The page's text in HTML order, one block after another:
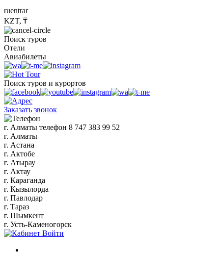
ruentrar
KZT, ₸
Поиск туров
Отели
Авиабилеты
Поиск туров и курортов
Заказать звонок
г. Алматы телефон 8 747 383 99 52
г. Алматы
г. Астана
г. Актобе
г. Атырау
г. Актау
г. Караганда
г. Кызылорда
г. Павлодар
г. Тараз
г. Шымкент
г. Усть-Каменогорск
Войти